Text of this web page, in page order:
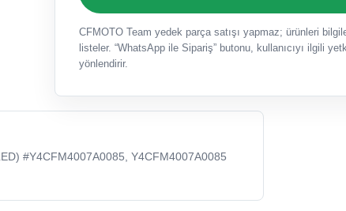
CFMOTO Team yedek parça satışı yapmaz; ürünleri
listeler. “WhatsApp ile Sipariş” butonu, kullanıcıyı ilgili
yönlendirir.
#Y4CFM4007A0085, Y4CFM4007A0085